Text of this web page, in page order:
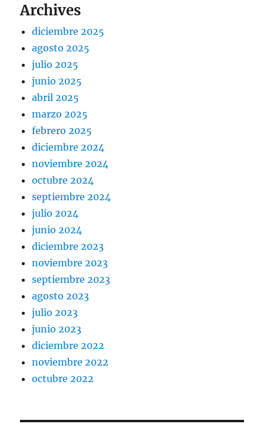
Archives
diciembre 2025
agosto 2025
julio 2025
junio 2025
abril 2025
marzo 2025
febrero 2025
diciembre 2024
noviembre 2024
octubre 2024
septiembre 2024
julio 2024
junio 2024
diciembre 2023
noviembre 2023
septiembre 2023
agosto 2023
julio 2023
junio 2023
diciembre 2022
noviembre 2022
octubre 2022